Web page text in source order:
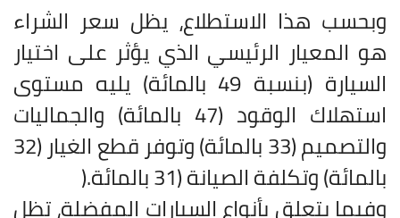
وبحسب هذا الاستطلاع، يظل سعر الشراء
هو المعيار الرئيسي الذي يؤثر على اختيار
السيارة (بنسبة 49 بالمائة) يليه مستوى
استهلاك الوقود (47 بالمائة) والجماليات
والتصميم (33 بالمائة) وتوفر قطع الغيار (32
بالمائة) وتكلفة الصيانة (31 بالمائة ).
وفيما يتعلق بأنواع السيارات المفضلة، تظل